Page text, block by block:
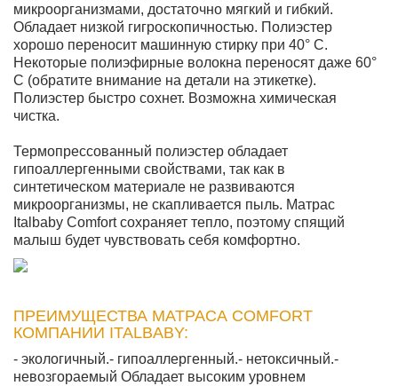
микроорганизмами, достаточно мягкий и гибкий.
Обладает низкой гигроскопичностью. Полиэстер
хорошо переносит машинную стирку при 40° С.
Некоторые полиэфирные волокна переносят даже 60°
С (обратите внимание на детали на этикетке).
Полиэстер быстро сохнет. Возможна химическая
чистка.
Термопрессованный полиэстер обладает
гипоаллергенными свойствами, так как в
синтетическом материале не развиваются
микроорганизмы, не скапливается пыль. Матрас
Italbaby Comfort сохраняет тепло, поэтому спящий
малыш будет чувствовать себя комфортно.
ПРЕИМУЩЕСТВА МАТРАСА COMFORT
КОМПАНИИ ITALBABY:
- экологичный.- гипоаллергенный.- нетоксичный.-
невозгораемый Обладает высоким уровнем